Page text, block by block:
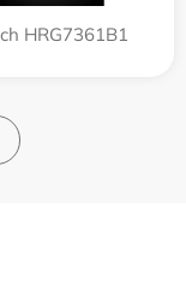
HRG7361B1